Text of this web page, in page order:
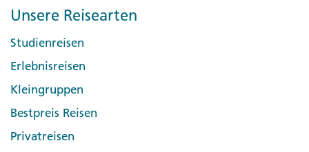
Unsere Reisearten
Studienreisen
Erlebnisreisen
Kleingruppen
Bestpreis Reisen
Privatreisen